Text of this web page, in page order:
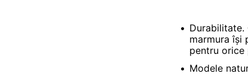
Durabilitate.
marmura își
pentru orice
Modele